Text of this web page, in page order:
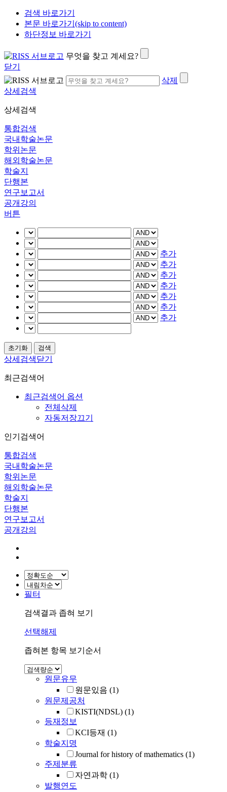
검색 바로가기
본문 바로가기(skip to content)
하단정보 바로가기
무엇을 찾고 계세요?
닫기
삭제
상세검색
상세검색
통합검색
국내학술논문
학위논문
해외학술논문
학술지
단행본
연구보고서
공개강의
버튼
추가
추가
추가
추가
추가
추가
추가
상세검색닫기
최근검색어
최근검색어 옵션
전체삭제
자동저장끄기
인기검색어
통합검색
국내학술논문
학위논문
해외학술논문
학술지
단행본
연구보고서
공개강의
필터
검색결과 좁혀 보기
선택해제
좁혀본 항목 보기순서
원문유무
원문있음 (1)
원문제공처
KISTI(NDSL) (1)
등재정보
KCI등재 (1)
학술지명
Journal for history of mathematics (1)
주제분류
자연과학 (1)
발행연도